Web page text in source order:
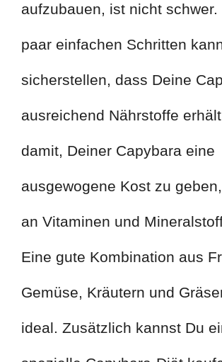
aufzubauen, ist nicht schwer.
paar einfachen Schritten
sicherstellen, dass Deine
ausreichend Nährstoffe
damit, Deiner Capybara eine
ausgewogene Kost zu
an Vitaminen und
Eine gute Kombination aus
Gemüse, Kräutern und
ideal. Zusätzlich kannst Du